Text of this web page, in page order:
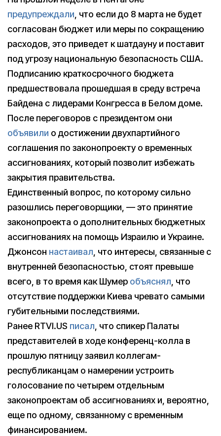
предупреждали, что если до 8 марта не будет
согласован бюджет или меры по сокращению
расходов, это приведет к шатдауну и поставит
под угрозу национальную безопасность США.
Подписанию краткосрочного бюджета
предшествовала прошедшая в среду встреча
Байдена с лидерами Конгресса в Белом доме.
После переговоров с президентом они
объявили о достижении двухпартийного
соглашения по законопроекту о временных
ассигнованиях, который позволит избежать
закрытия правительства.
Единственный вопрос, по которому сильно
разошлись переговорщики, — это принятие
законопроекта о дополнительных бюджетных
ассигнованиях на помощь Израилю и Украине.
Джонсон настаивал, что интересы, связанные с
внутренней безопасностью, стоят превыше
всего, в то время как Шумер объяснял, что
отсутствие поддержки Киева чревато самыми
губительными последствиями.
Ранее RTVI.US писал, что спикер Палаты
представителей в ходе конференц-колла в
прошлую пятницу заявил коллегам-
республиканцам о намерении устроить
голосование по четырем отдельным
законопроектам об ассигнованиях и, вероятно,
еще по одному, связанному с временным
финансированием.